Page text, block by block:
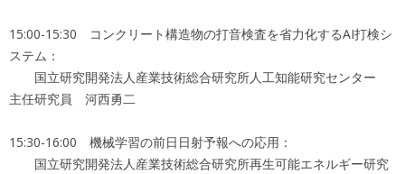
15:00-15:30 コンクリート構造物の打音検査を省力化するAI打検シ
ステム：
国立研究開発法人産業技術総合研究所人工知能研究センター
主任研究員 河西勇二
15:30-16:00 機械学習の前日日射予報への応用：
国立研究開発法人産業技術総合研究所再生可能エネルギー研究